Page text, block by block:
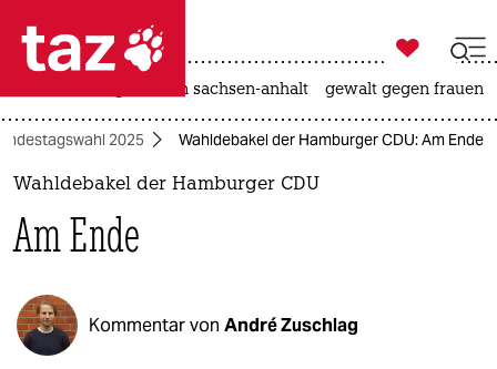
 taz zahl ich
taz zahl ich
politik
öko
gesellschaft

taz zahl ich
landtagswahl in sachsen-anhalt gewalt gegen frauen
2025 Wahldebakel der Hamburger CDU: Am Ende
Wahldebakel der Hamburger CDU
Am Ende
Kommentar von André Zuschlag